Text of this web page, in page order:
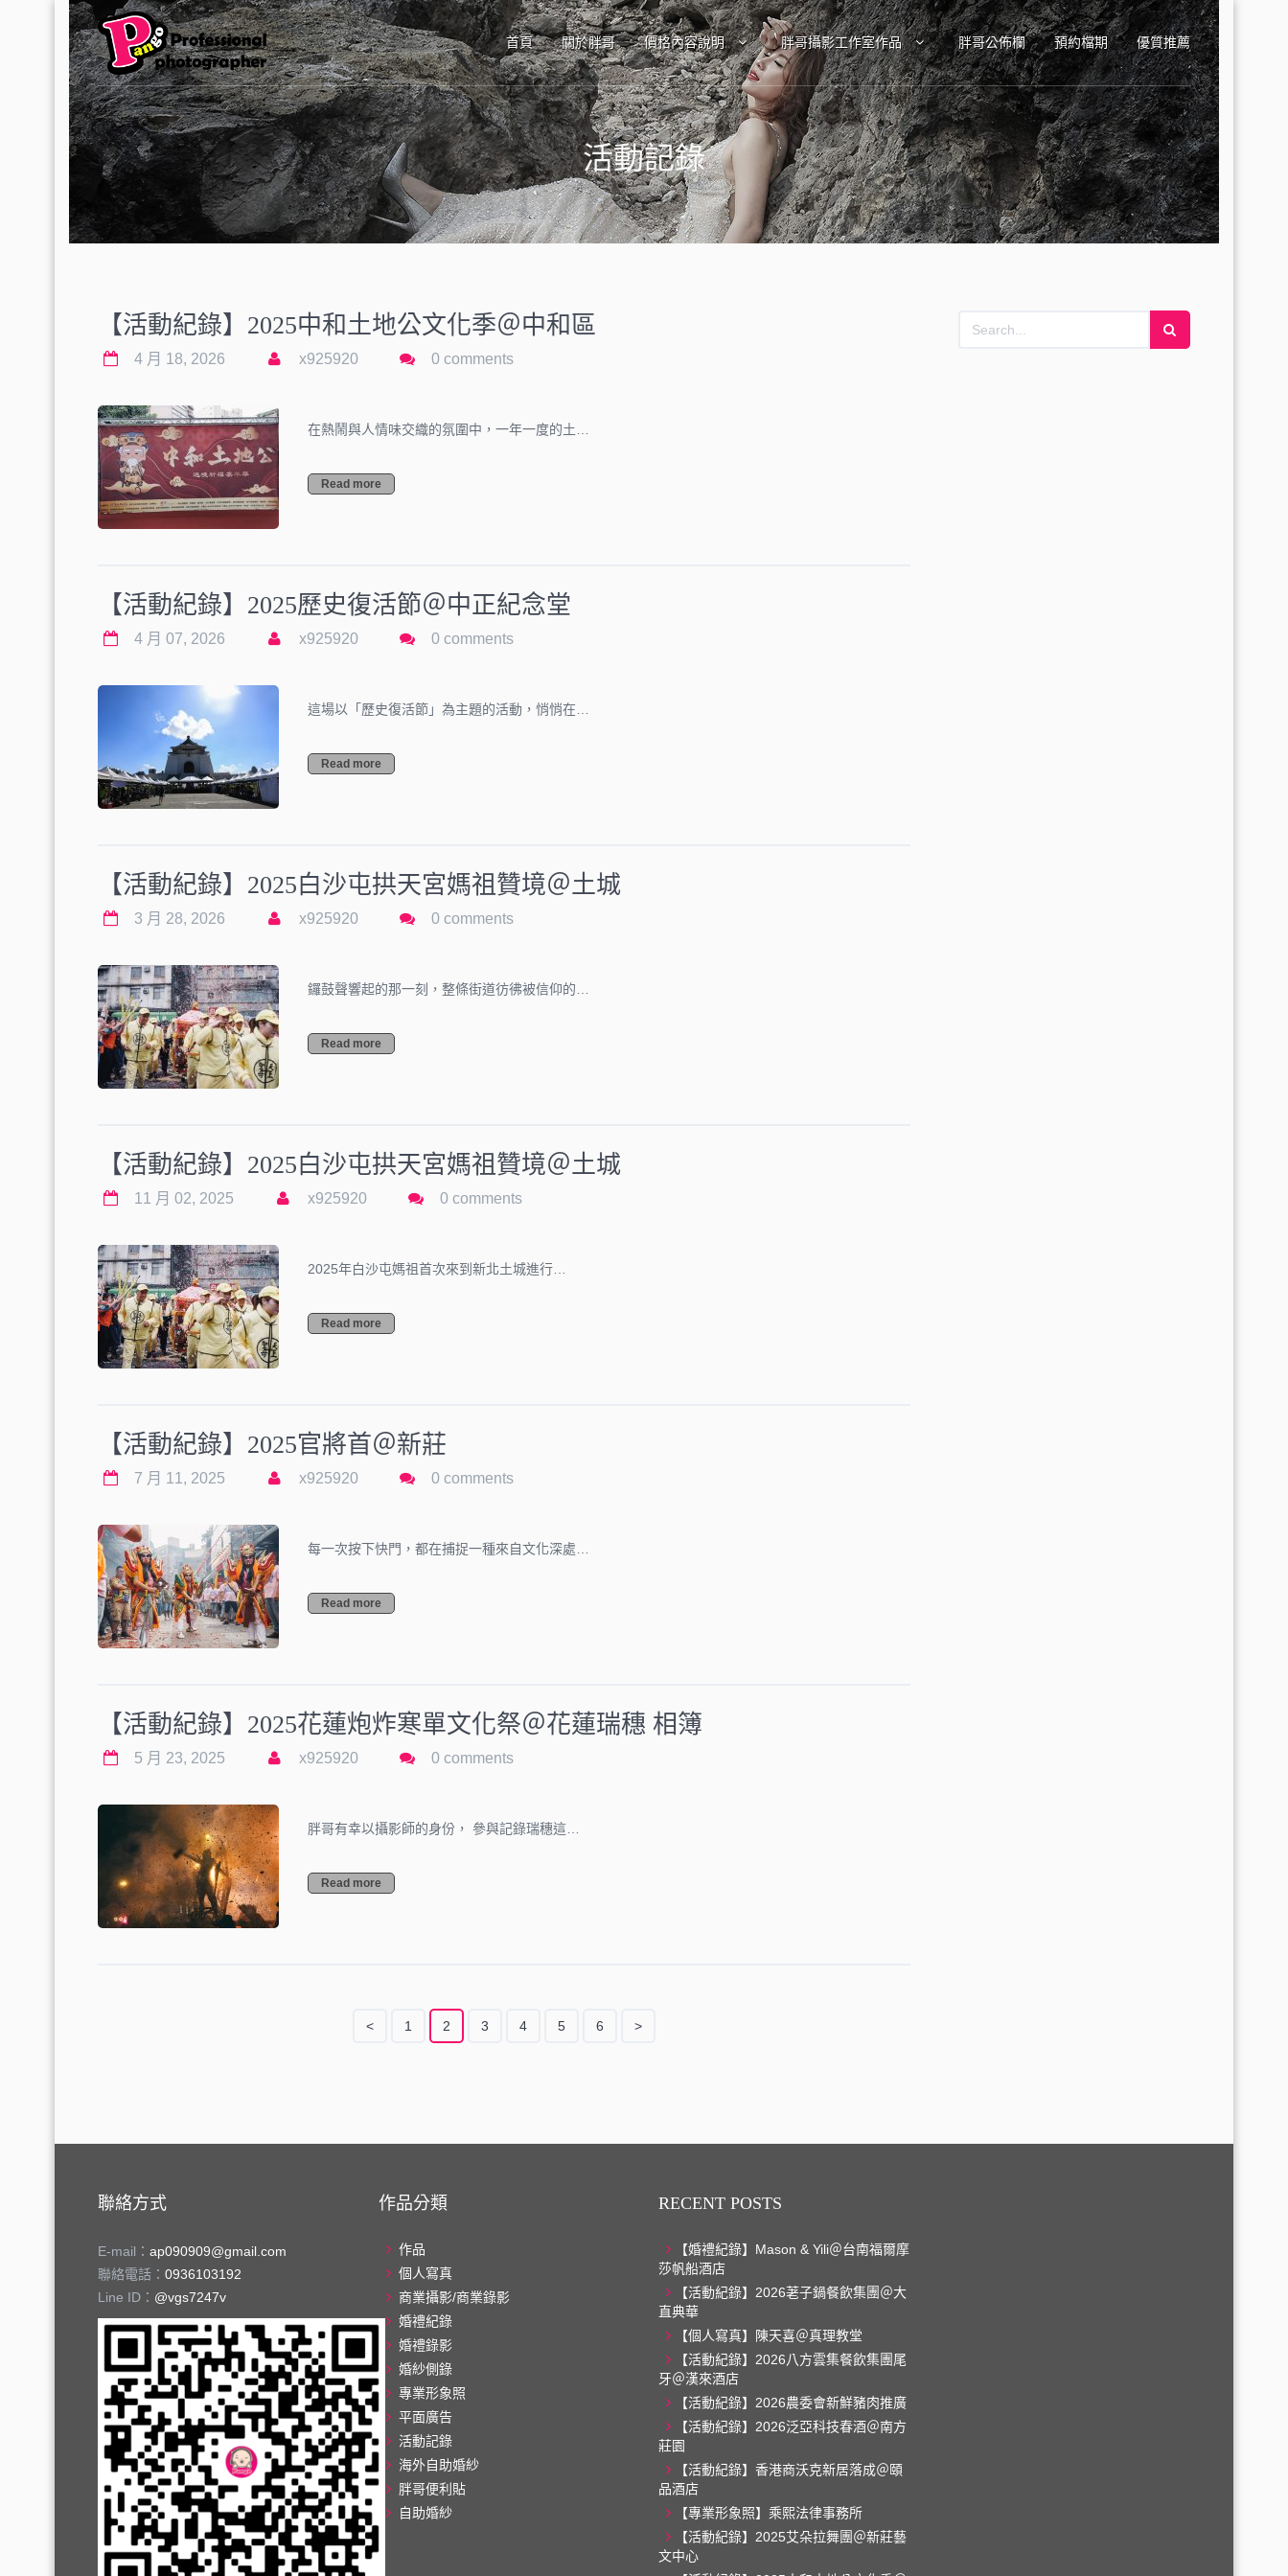
首頁 關於胖哥 價格內容說明 胖哥攝影工作室作品 胖哥公佈欄 預約檔期 優質推薦
活動記錄
【活動紀錄】2025中和土地公文化季＠中和區
4 月 18, 2026 x925920 0 comments
在熱鬧與人情味交織的氛圍中，一年一度的土…
Read more
【活動紀錄】2025歷史復活節＠中正紀念堂
4 月 07, 2026 x925920 0 comments
這場以「歷史復活節」為主題的活動，悄悄在…
Read more
【活動紀錄】2025白沙屯拱天宮媽祖贊境＠土城
3 月 28, 2026 x925920 0 comments
鑼鼓聲響起的那一刻，整條街道彷彿被信仰的…
Read more
【活動紀錄】2025白沙屯拱天宮媽祖贊境＠土城
11 月 02, 2025 x925920 0 comments
2025年白沙屯媽祖首次來到新北土城進行…
Read more
【活動紀錄】2025官將首＠新莊
7 月 11, 2025 x925920 0 comments
每一次按下快門，都在捕捉一種來自文化深處…
Read more
【活動紀錄】2025花蓮炮炸寒單文化祭＠花蓮瑞穗 相簿
5 月 23, 2025 x925920 0 comments
胖哥有幸以攝影師的身份， 參與記錄瑞穗這…
Read more
< 1 2 3 4 5 6 >
聯絡方式
E-mail： ap090909@gmail.com
聯絡電話： 0936103192
Line ID： @vgs7247v
作品分類
作品
個人寫真
商業攝影/商業錄影
婚禮紀錄
婚禮錄影
婚紗側錄
專業形象照
平面廣告
活動記錄
海外自助婚紗
胖哥便利貼
自助婚紗
RECENT POSTS
【婚禮紀錄】Mason & Yili＠台南福爾摩
莎帆船酒店
【活動紀錄】2026荖子鍋餐飲集團＠大
直典華
【個人寫真】陳天喜＠真理教堂
【活動紀錄】2026八方雲集餐飲集團尾
牙＠漢來酒店
【活動紀錄】2026農委會新鮮豬肉推廣
【活動紀錄】2026泛亞科技春酒＠南方
莊園
【活動紀錄】香港商沃克新居落成＠頤
品酒店
【專業形象照】乘熙法律事務所
【活動紀錄】2025艾朵拉舞團＠新莊藝
文中心